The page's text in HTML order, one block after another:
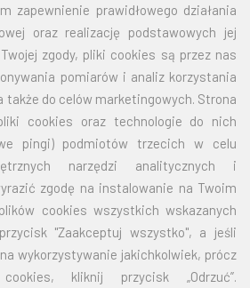
zapewnienie prawidłowego działania
oraz realizację podstawowych jej
zgody, pliki cookies są przez nas
pomiarów i analiz korzystania
także do celów marketingowych. Strona
cookies oraz technologie do nich
pingi) podmiotów trzecich w celu
narzędzi analitycznych i
zgodę na instalowanie na Twoim
cookies wszystkich wskazanych
"Zaakceptuj wszystko", a jeśli
wykorzystywanie jakichkolwiek, prócz
kliknij przycisk „Odrzuć”.
w stanie wykonać dowolny rozmiar
ilości cena zostanie wyliczona
NETTO CENA BRUTTO
32,50 39,98
67,50 83,03
151,50